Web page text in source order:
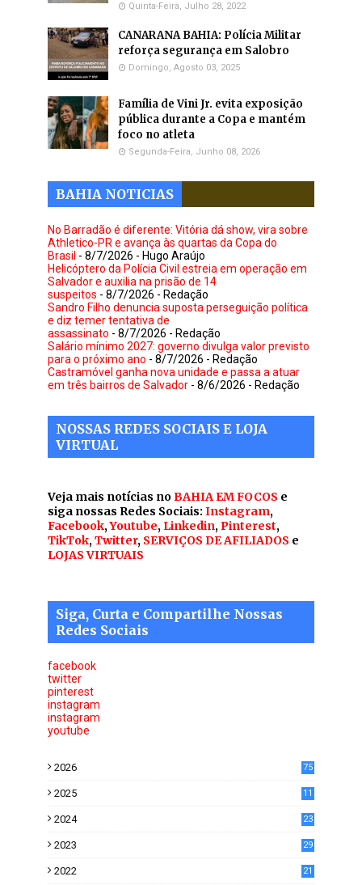
Quinta-Feira, Julho 28, 2022
CANARANA BAHIA: Polícia Militar
reforça segurança em Salobro
Domingo, Agosto 03, 2025
Família de Vini Jr. evita exposição
pública durante a Copa e mantém
foco no atleta
Segunda-Feira, Junho 08, 2026
BAHIA NOTICIAS
No Barradão é diferente: Vitória dá show, vira sobre
Athletico-PR e avança às quartas da Copa do
Brasil - 8/7/2026 - Hugo Araújo
Helicóptero da Polícia Civil estreia em operação em
Salvador e auxilia na prisão de 14
suspeitos - 8/7/2026 - Redação
Sandro Filho denuncia suposta perseguição política
e diz temer tentativa de
assassinato - 8/7/2026 - Redação
Salário mínimo 2027: governo divulga valor previsto
para o próximo ano - 8/7/2026 - Redação
Castramóvel ganha nova unidade e passa a atuar
em três bairros de Salvador - 8/6/2026 - Redação
NOSSAS REDES SOCIAIS E LOJA
VIRTUAL
Veja mais notícias noBAHIA EM FOCOS e
siga nossas Redes Sociais: Instagram,
Facebook,Youtube, Linkedin,Pinterest,
TikTok,Twitter, SERVIÇOS DE AFILIADOS e
LOJAS VIRTUAIS
Siga, Curta e Compartilhe Nossas
Redes Sociais
facebook
twitter
pinterest
instagram
instagram
youtube
2026 75
2025
11
2024
23
2023
29
2022
21